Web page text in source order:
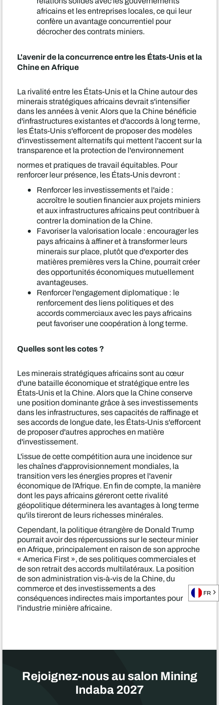
africains et les entreprises locales, ce qui leur
confère un avantage concurrentiel pour
décrocher des contrats miniers.
L'avenir de la concurrence entre les États-Unis et la
Chine en Afrique
La rivalité entre les États-Unis et la Chine autour des
minerais stratégiques africains devrait s'intensifier
dans les années à venir. Alors que la Chine bénéficie
d'infrastructures existantes et d'accords à long terme,
les États-Unis s'efforcent de proposer des modèles
d'investissement alternatifs qui mettent l'accent sur la
transparence et la protection de l'environnement
normes et pratiques de travail équitables. Pour
renforcer leur présence, les États-Unis devront :
Renforcer les investissements et l'aide :
accroître le soutien financier aux projets miniers
et aux infrastructures africains peut contribuer à
contrer la domination de la Chine.
Favoriser la valorisation locale : encourager les
pays africains à affiner et à transformer leurs
minerais sur place, plutôt que d'exporter des
matières premières vers la Chine, pourrait créer
des opportunités économiques mutuellement
avantageuses.
Renforcer l'engagement diplomatique : le
renforcement des liens politiques et des
accords commerciaux avec les pays africains
peut favoriser une coopération à long terme.
Quelles sont les cotes ?
Les minerais stratégiques africains sont au cœur
d'une bataille économique et stratégique entre les
États-Unis et la Chine. Alors que la Chine conserve
une position dominante grâce à ses investissements
dans les infrastructures, ses capacités de raffinage et
ses accords de longue date, les États-Unis s'efforcent
de proposer d'autres approches en matière
d'investissement.
L'issue de cette compétition aura une incidence sur
les chaînes d'approvisionnement mondiales, la
transition vers les énergies propres et l'avenir
économique de l'Afrique. En fin de compte, la manière
dont les pays africains géreront cette rivalité
géopolitique déterminera les avantages à long terme
qu'ils tireront de leurs richesses minérales.
Cependant, la politique étrangère de Donald Trump
pourrait avoir des répercussions sur le secteur minier
en Afrique, principalement en raison de son approche
« America First », de ses politiques commerciales et
de son retrait des accords multilatéraux. La position
de son administration vis-à-vis de la Chine, du
commerce et des investissements a des
conséquences indirectes mais importantes pour
l'industrie minière africaine.
Rejoignez-nous au salon Mining
Indaba 2027
FR